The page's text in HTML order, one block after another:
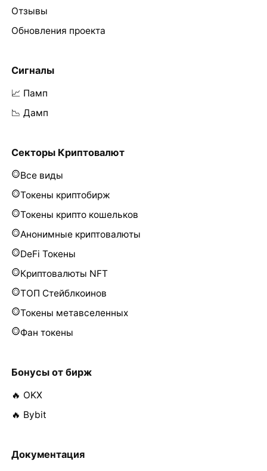
Отзывы
Обновления проекта
Сигналы
📈 Памп
📉 Дамп
Секторы Криптовалют
Все виды
Токены криптобирж
Токены крипто кошельков
Анонимные криптовалюты
DeFi Токены
Криптовалюты NFT
ТОП Стейблкоинов
Токены метавселенных
Фан токены
Бонусы от бирж
🔥 OKX
🔥 Bybit
Документация